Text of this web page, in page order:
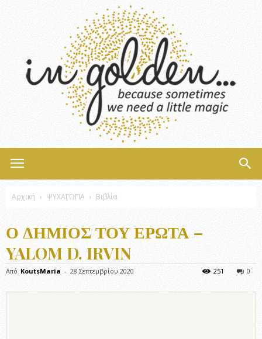
Αρχική ΨΥΧΑΓΩΓΙΑ Βιβλία
Ο ΔΉΜΙΟΣ ΤΟΥ ΈΡΩΤΑ –
YALOM D. IRVIN
Από KoutsMaria - 28 Σεπτεμβρίου 2020 0
251